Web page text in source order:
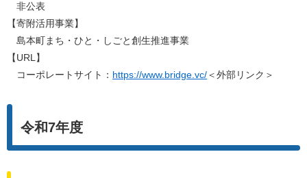
非公表
【寄附活用事業】
島本町まち・ひと・しごと創生推進事業​
​【URL】
コーポレートサイト： https://www.bridge.vc/＜外部リンク＞
令和7年度